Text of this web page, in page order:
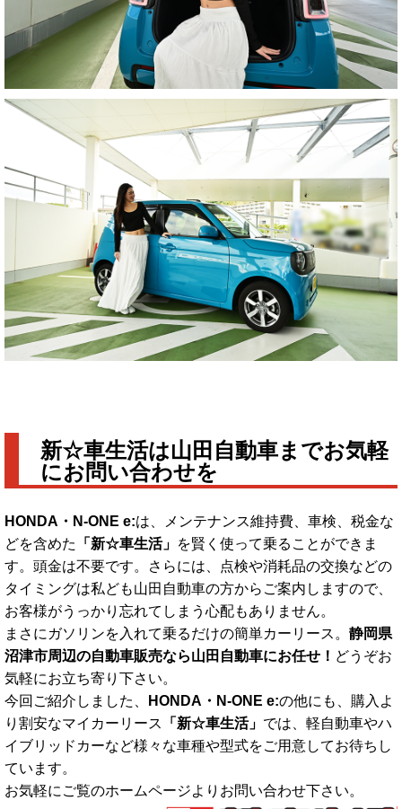
新☆車生活は山田自動車までお気軽
にお問い合わせを
HONDA・N-ONE e:は、メンテナンス維持費、車検、税金な
どを含めた
「新☆車生活」 を賢く使って乗ることができま
す。頭金は不要です。さらには、点検や消耗品の交換などの
タイミングは私ども山田自動車の方からご案内しますので、
お客様がうっかり忘れてしまう心配もありません。
まさにガソリンを入れて乗るだけの簡単カーリース。 静岡県
沼津市周辺の自動車販売なら山田自動車にお任せ！ どうぞお
気軽にお立ち寄り下さい。
今回ご紹介しました、
HONDA・N-ONE e:の他にも、購入よ
り割安なマイカーリース
「新☆車生活」 では、軽自動車やハ
イブリッドカーなど様々な車種や型式をご用意してお待ちし
ています。
お気軽にご覧のホームページよりお問い合わせ下さい。